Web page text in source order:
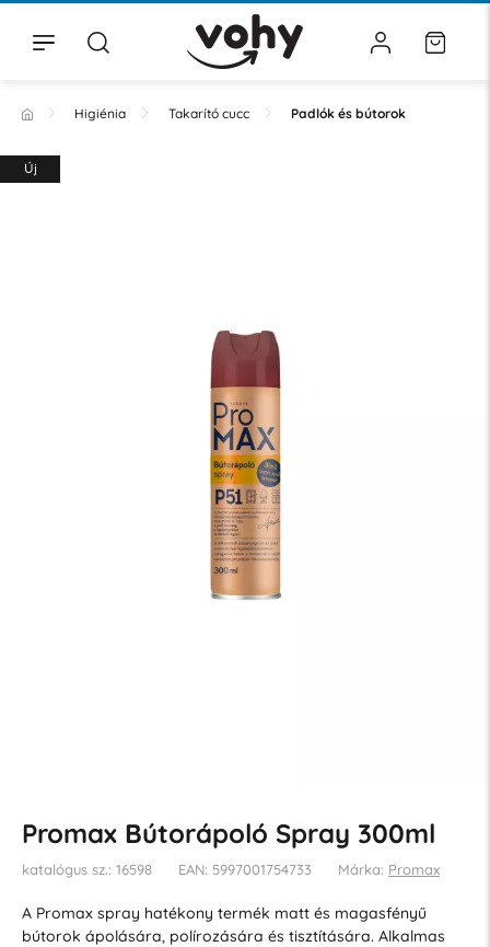
Higiénia Takarító cucc Padlók és bútorok
Promax Bútorápoló Spray 300ml
katalógus sz.: 16598 EAN: 5997001754733 Márka: Promax
A Promax spray hatékony termék matt és magasfényű
bútorok ápolására, polírozására és tisztítására. Alkalmas
Új